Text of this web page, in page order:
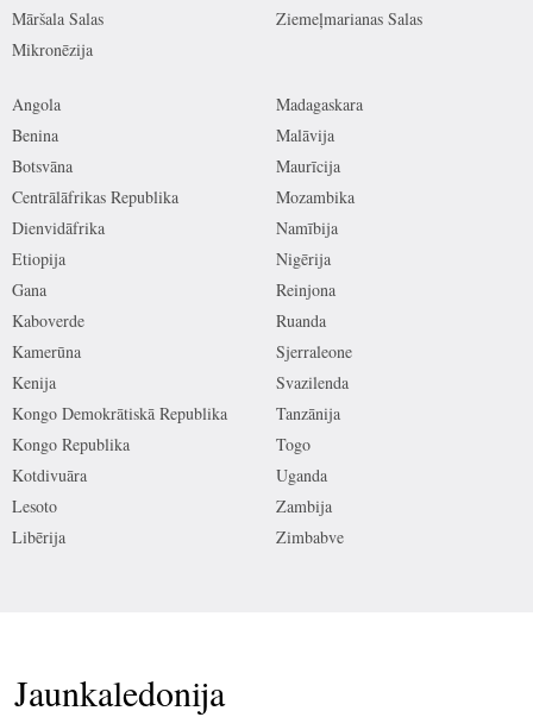
Māršala Salas
Mikronēzija
Ziemeļmarianas Salas
Angola
Benina
Botsvāna
Centrālāfrikas Republika
Dienvidāfrika
Etiopija
Gana
Kaboverde
Kamerūna
Kenija
Kongo Demokrātiskā Republika
Kongo Republika
Kotdivuāra
Lesoto
Libērija
Madagaskara
Malāvija
Maurīcija
Mozambika
Namībija
Nigērija
Reinjona
Ruanda
Sjerraleone
Svazilenda
Tanzānija
Togo
Uganda
Zambija
Zimbabve
Jaunkaledonija